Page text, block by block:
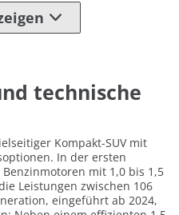
technische
Kompakt-SUV mit
In der ersten
Benzinmotoren mit 1,0 bis 1,5
Leistungen zwischen 106
eingeführt ab 2024,